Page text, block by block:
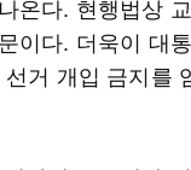
온다. 현행법상
이다. 더욱이 대
거 개입 금지를